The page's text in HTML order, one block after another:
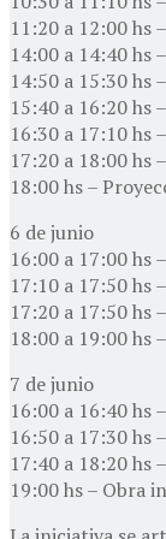
11:20 a 12:00 hs
14:00 a 14:40 hs
14:50 a 15:30 hs
15:40 a 16:20 hs
16:30 a 17:10 hs
17:20 a 18:00 hs
18:00 hs –
6 de junio
16:00 a 17:00 hs
17:10 a 17:50 hs
17:20 a 17:50 hs
18:00 a 19:00 hs
7 de junio
16:00 a 16:40 hs
16:50 a 17:30 hs
17:40 a 18:20 hs
19:00 hs – Obra